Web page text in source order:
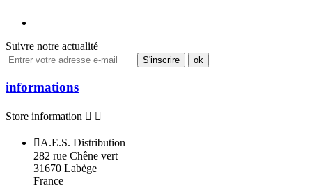
Suivre notre actualité
informations
Store information  
A.E.S. Distribution
282 rue Chêne vert
31670 Labège
France